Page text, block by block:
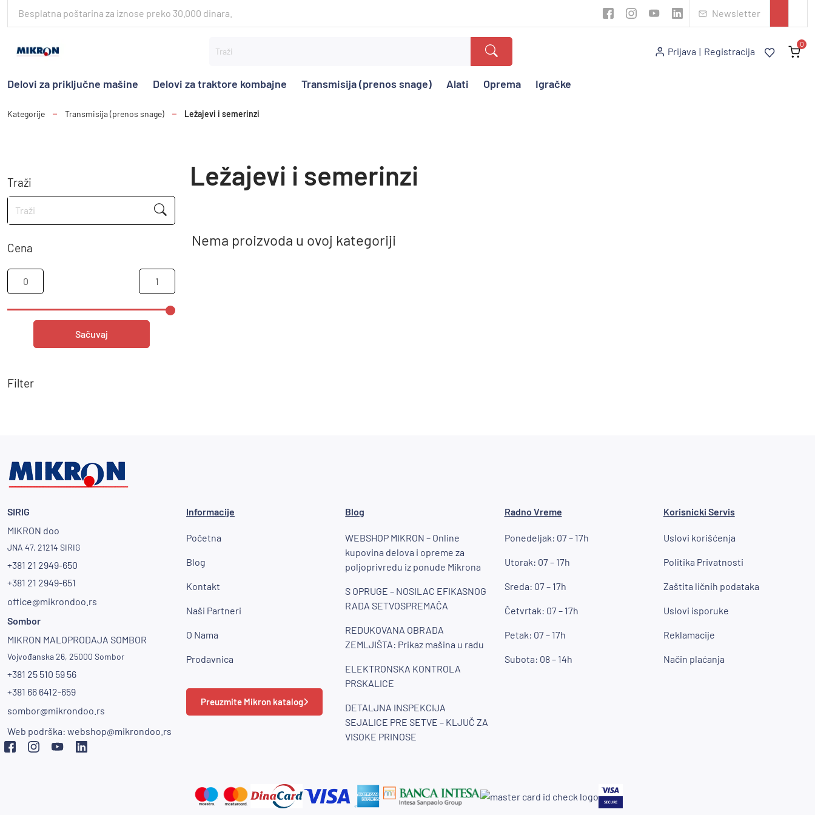
Besplatna poštarina za iznose preko 30.000 dinara. Newsletter
Delovi za priključne mašine Delovi za traktore kombajne Transmisija (prenos snage) Alati Oprema Igračke
Prijava | Registracija
0
Kategorije Transmisija (prenos snage) Ležajevi i semerinzi
Traži
Cena
Sačuvaj
Filter
Ležajevi i semerinzi
Nema proizvoda u ovoj kategoriji
SIRIG
MIKRON doo
JNA 47, 21214 SIRIG
+381 21 2949-650
+381 21 2949-651
office@mikrondoo.rs
Sombor
MIKRON MALOPRODAJA SOMBOR
Vojvođanska 26, 25000 Sombor
+381 25 510 59 56
+381 66 6412-659
sombor@mikrondoo.rs
Web podrška: webshop@mikrondoo.rs
Informacije
Početna
Blog
Kontakt
Naši Partneri
O Nama
Prodavnica
Preuzmite Mikron katalog
Blog
WEBSHOP MIKRON – Online
kupovina delova i opreme za
poljoprivredu iz ponude Mikrona
S OPRUGE – NOSILAC EFIKASNOG
RADA SETVOSPREMAČA
REDUKOVANA OBRADA
ZEMLJIŠTA: Prikaz mašina u radu
ELEKTRONSKA KONTROLA
PRSKALICE
DETALJNA INSPEKCIJA
SEJALICE PRE SETVE – KLJUČ ZA
VISOKE PRINOSE
Radno Vreme
Ponedeljak: 07 – 17h
Utorak: 07 – 17h
Sreda: 07 – 17h
Četvrtak: 07 – 17h
Petak: 07 – 17h
Subota: 08 – 14h
Korisnicki Servis
Uslovi korišćenja
Politika Privatnosti
Zaštita ličnih podataka
Uslovi isporuke
Reklamacije
Način plaćanja